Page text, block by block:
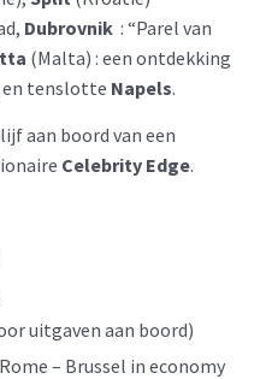
Dubrovnik : “Parel van
(Malta) : een ontdekking
en tenslotte Napels.
aan boord van een
Celebrity Edge.
uitgaven aan boord)
– Brussel in economy